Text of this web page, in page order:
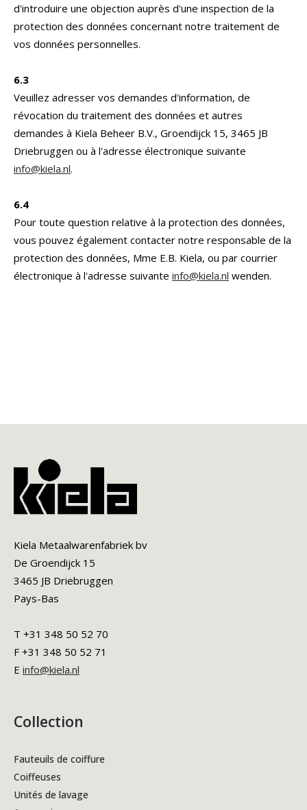
d'introduire une objection auprès d'une inspection de la
protection des données concernant notre traitement de
vos données personnelles.
6.3
Veuillez adresser vos demandes d'information, de
révocation du traitement des données et autres
demandes à Kiela Beheer B.V., Groendijck 15, 3465 JB
Driebruggen ou à l'adresse électronique suivante
info@kiela.nl.
6.4
Pour toute question relative à la protection des données,
vous pouvez également contacter notre responsable de la
protection des données, Mme E.B. Kiela, ou par courrier
électronique à l'adresse suivante info@kiela.nl wenden.
Kiela Metaalwarenfabriek bv
De Groendijck 15
3465 JB Driebruggen
Pays-Bas
T +31 348 50 52 70
F +31 348 50 52 71
E info@kiela.nl
Collection
Fauteuils de coiffure
Coiffeuses
Unités de lavage